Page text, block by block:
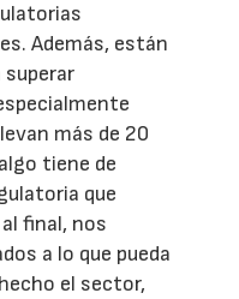
Además, están
superar
más de 20
tiene de
que
final, nos
a lo que pueda
el sector,